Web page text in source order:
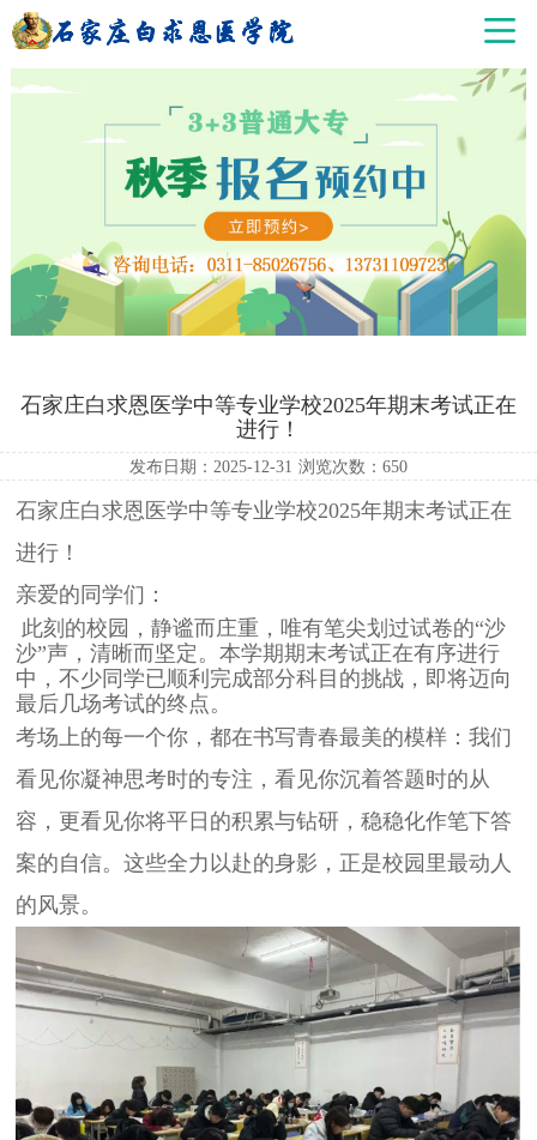
石家庄白求恩医学中等专业学校2025年期末考试正在
进行！
发布日期：2025-12-31 浏览次数：650
石家庄白求恩医学中等专业学校2025年期末考试正在
进行！
亲爱的同学们：
此刻的校园，静谧而庄重，唯有笔尖划过试卷的“沙
沙”声，清晰而坚定。本学期期末考试正在有序进行
中，不少同学已顺利完成部分科目的挑战，即将迈向
最后几场考试的终点。
考场上的每一个你，都在书写青春最美的模样：我们
看见你凝神思考时的专注，看见你沉着答题时的从
容，更看见你将平日的积累与钻研，稳稳化作笔下答
案的自信。这些全力以赴的身影，正是校园里最动人
的风景。